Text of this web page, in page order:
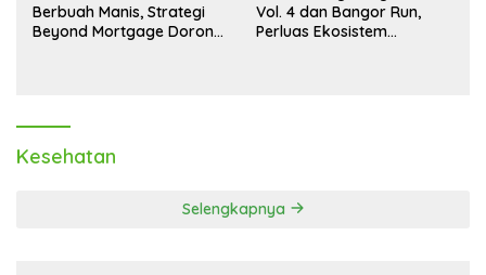
Berbuah Manis, Strategi
Beyond Mortgage Dorong
Vol. 4 dan Bangor Run,
Perluas Ekosistem
Kesehatan
Selengkapnya